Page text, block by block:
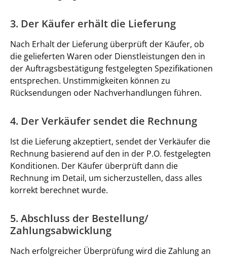
3. Der Käufer erhält die Lieferung
Nach Erhalt der Lieferung überprüft der Käufer, ob
die gelieferten Waren oder Dienstleistungen den in
der Auftragsbestätigung festgelegten Spezifikationen
entsprechen. Unstimmigkeiten können zu
Rücksendungen oder Nachverhandlungen führen.
4. Der Verkäufer sendet die Rechnung
Ist die Lieferung akzeptiert, sendet der Verkäufer die
Rechnung basierend auf den in der P.O. festgelegten
Konditionen. Der Käufer überprüft dann die
Rechnung im Detail, um sicherzustellen, dass alles
korrekt berechnet wurde.
5. Abschluss der Bestellung/
Zahlungsabwicklung
Nach erfolgreicher Überprüfung wird die Zahlung an